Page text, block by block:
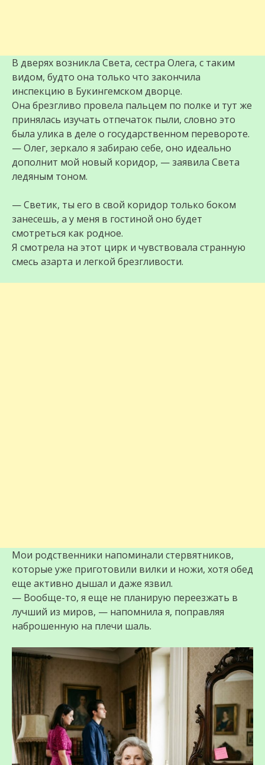
В дверях возникла Света, сестра Олега, с таким
видом, будто она только что закончила
инспекцию в Букингемском дворце.
Она брезгливо провела пальцем по полке и тут же
принялась изучать отпечаток пыли, словно это
была улика в деле о государственном перевороте.
— Олег, зеркало я забираю себе, оно идеально
дополнит мой новый коридор, — заявила Света
ледяным тоном.
— Светик, ты его в свой коридор только боком
занесешь, а у меня в гостиной оно будет
смотреться как родное.
Я смотрела на этот цирк и чувствовала странную
смесь азарта и легкой брезгливости.
Мои родственники напоминали стервятников,
которые уже приготовили вилки и ножи, хотя обед
еще активно дышал и даже язвил.
— Вообще-то, я еще не планирую переезжать в
лучший из миров, — напомнила я, поправляя
наброшенную на плечи шаль.